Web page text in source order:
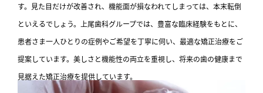
す。見た目だけが改善され、機能面が損なわれてしまっては、本末転倒
といえるでしょう。上尾歯科グループでは、豊富な臨床経験をもとに、
患者さま一人ひとりの症例やご希望を丁寧に伺い、最適な矯正治療をご
提案しています。美しさと機能性の両立を重視し、将来の歯の健康まで
見据えた矯正治療を提供しています。